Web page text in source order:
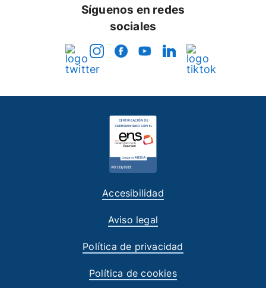
Síguenos en redes
sociales
Accesibilidad
Aviso legal
Política de privacidad
Política de cookies